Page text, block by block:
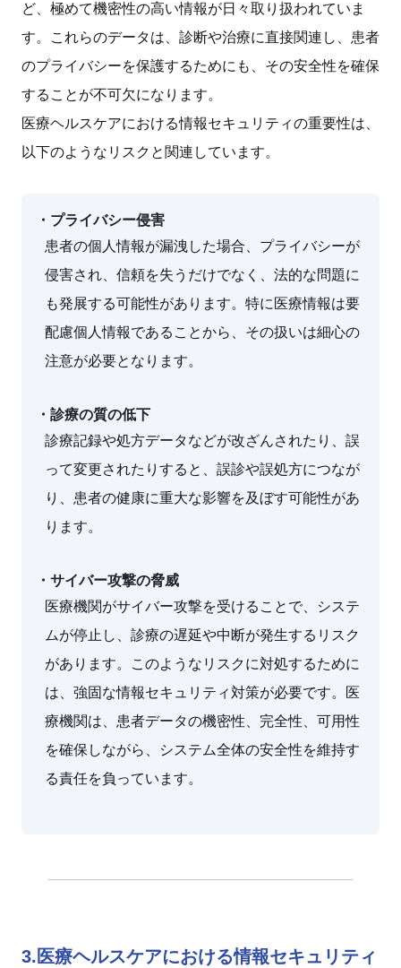
ど、極めて機密性の高い情報が日々取り扱われていま
す。これらのデータは、診断や治療に直接関連し、患者
のプライバシーを保護するためにも、その安全性を確保
することが不可欠になります。
医療ヘルスケアにおける情報セキュリティの重要性は、
以下のようなリスクと関連しています。
・プライバシー侵害
患者の個人情報が漏洩した場合、プライバシーが
侵害され、信頼を失うだけでなく、法的な問題に
も発展する可能性があります。特に医療情報は要
配慮個人情報であることから、その扱いは細心の
注意が必要となります。
・診療の質の低下
診療記録や処方データなどが改ざんされたり、誤
って変更されたりすると、誤診や誤処方につなが
り、患者の健康に重大な影響を及ぼす可能性があ
ります。
・サイバー攻撃の脅威
医療機関がサイバー攻撃を受けることで、システ
ムが停止し、診療の遅延や中断が発生するリスク
があります。このようなリスクに対処するために
は、強固な情報セキュリティ対策が必要です。医
療機関は、患者データの機密性、完全性、可用性
を確保しながら、システム全体の安全性を維持す
る責任を負っています。
3.医療ヘルスケアにおける情報セキュリティ